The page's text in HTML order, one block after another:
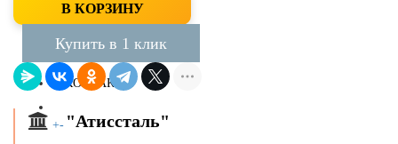
-
КОНТАКТЫ
+-
В КОРЗИНУ
Купить в 1 клик
"Атиссталь"